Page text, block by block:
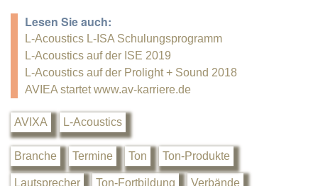
Lesen Sie auch:
L-Acoustics L-ISA Schulungsprogramm
L-Acoustics auf der ISE 2019
L-Acoustics auf der Prolight + Sound 2018
AVIEA startet www.av-karriere.de
AVIXA L-Acoustics
Branche Termine Ton Ton-Produkte
Lautsprecher Ton-Fortbildung Verbände